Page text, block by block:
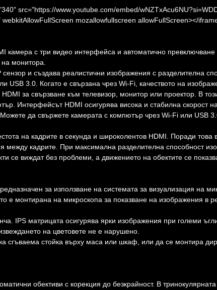
src="https://www.youtube.com/embed/
mozallowfullscreen allowFullScreen></
камера с три видео интерфейса и автоматично
на монитора.
и създава реалистични изображения с разделителна
USB 3.0. Когато е свързана чрез Wi-Fi, качеството на
за свързване към телевизор, монитор или проектор. В
Интерфейсът HDMI осигурява висока и стабилна скорост
да свържете камерата с компютър чрез Wi-Fi или USB
на кадрите в секунда и широколентов HDMI. Поради това
между кадрите. При максимална разделителна способност
се виждат без проблеми, а движението на обектите се
за използване на системата за визуализация на
е монтирана на микроскопа за показване на изображения в
IPS матрицата осигурява ярки изображения при големи
на цветовете не е нарушено.
сгъваема стойка върху маса или шкаф, или да се монтира
обективи с корекция до безкрайност. В